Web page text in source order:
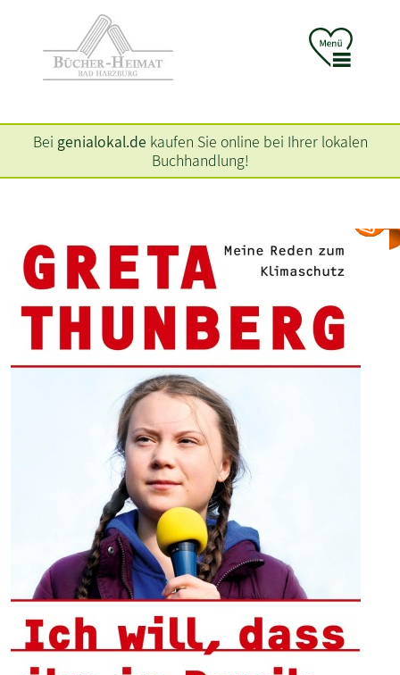
Bei genialokal.de kaufen Sie online bei Ihrer lokalen
Buchhandlung!